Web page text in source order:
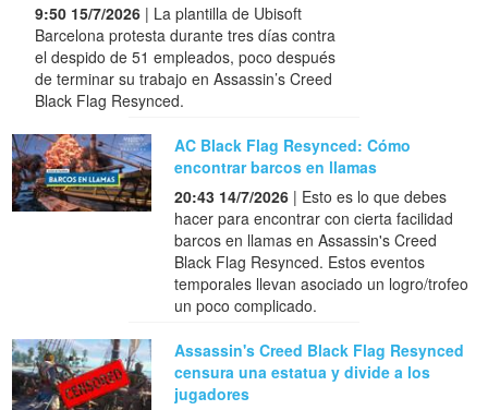
9:50 15/7/2026 | La plantilla de Ubisoft
Barcelona protesta durante tres días contra
el despido de 51 empleados, poco después
de terminar su trabajo en Assassin’s Creed
Black Flag Resynced.
AC Black Flag Resynced: Cómo
encontrar barcos en llamas
20:43 14/7/2026 | Esto es lo que debes
hacer para encontrar con cierta facilidad
barcos en llamas en Assassin's Creed
Black Flag Resynced. Estos eventos
temporales llevan asociado un logro/trofeo
un poco complicado.
Assassin's Creed Black Flag Resynced
censura una estatua y divide a los
jugadores